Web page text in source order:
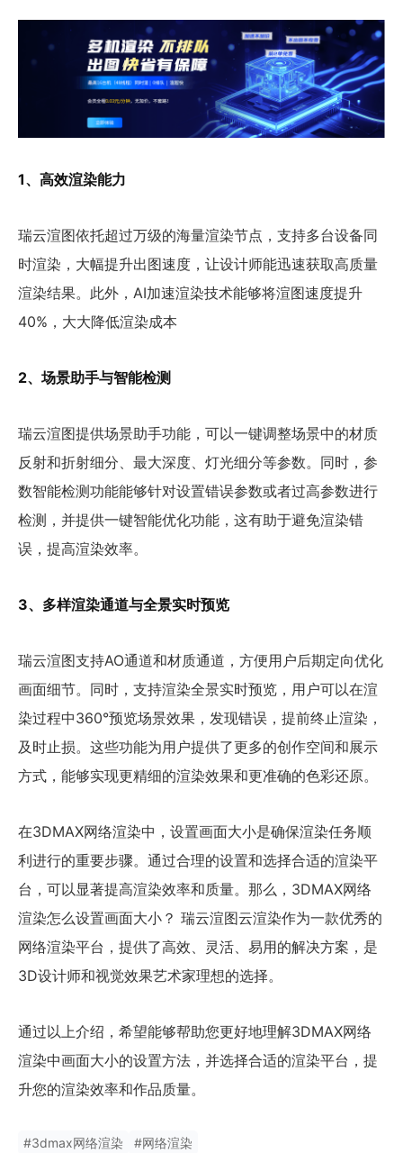
1、高效渲染能力
瑞云渲图依托超过万级的海量渲染节点，支持多台设备同
时渲染，大幅提升出图速度，让设计师能迅速获取高质量
渲染结果。此外，AI加速渲染技术能够将渲图速度提升
40%，大大降低渲染成本
2、场景助手与智能检测
瑞云渲图提供场景助手功能，可以一键调整场景中的材质
反射和折射细分、最大深度、灯光细分等参数。同时，参
数智能检测功能能够针对设置错误参数或者过高参数进行
检测，并提供一键智能优化功能，这有助于避免渲染错
误，提高渲染效率。
3、多样渲染通道与全景实时预览
瑞云渲图支持AO通道和材质通道，方便用户后期定向优化
画面细节。同时，支持渲染全景实时预览，用户可以在渲
染过程中360°预览场景效果，发现错误，提前终止渲染，
及时止损。这些功能为用户提供了更多的创作空间和展示
方式，能够实现更精细的渲染效果和更准确的色彩还原。
在3DMAX网络渲染中，设置画面大小是确保渲染任务顺
利进行的重要步骤。通过合理的设置和选择合适的渲染平
台，可以显著提高渲染效率和质量。那么，3DMAX网络
渲染怎么设置画面大小？ 瑞云渲图云渲染作为一款优秀的
网络渲染平台，提供了高效、灵活、易用的解决方案，是
3D设计师和视觉效果艺术家理想的选择。
通过以上介绍，希望能够帮助您更好地理解3DMAX网络
渲染中画面大小的设置方法，并选择合适的渲染平台，提
升您的渲染效率和作品质量。
#3dmax网络渲染 #网络渲染